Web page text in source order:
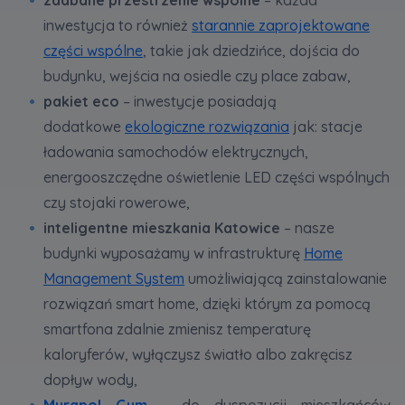
Dane o aktywności na naszej stronie mogą być
także udostępniane zaufanym partnerom.
spółki z Grupy Kapitałowej Murapol . Więcej o
tym jak przetwarzamy dane, wykorzystujemy
cookies i jakie przysługują Ci prawa znajdziesz
Polityce prywatności
inwestycja to również starannie zaprojektowane
części wspólne , takie jak dziedzińce, dojścia do
budynku, wejścia na osiedle czy place zabaw,
pakiet eco – inwestycje posiadają
dodatkowe ekologiczne rozwiązania jak: stacje
ładowania samochodów elektrycznych,
energooszczędne oświetlenie LED części wspólnych
czy stojaki rowerowe,
inteligentne mieszkania Katowice – nasze
budynki wyposażamy w infrastrukturę Home
Management System umożliwiającą zainstalowanie
rozwiązań smart home, dzięki którym za pomocą
smartfona zdalnie zmienisz temperaturę
kaloryferów, wyłączysz światło albo zakręcisz
dopływ wody,